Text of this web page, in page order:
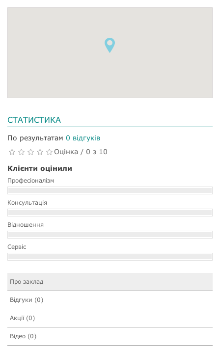
СТАТИСТИКА
По результатам 0 відгуків
Оцінка / 0 з 10
Клієнти оцінили
Професіоналізм
Консультація
Відношення
Сервіс
Про заклад
Відгуки (0)
Акції (0)
Відео (0)